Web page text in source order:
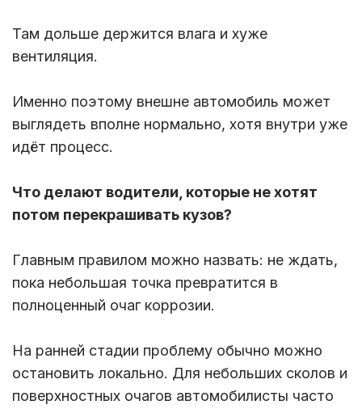
Там дольше держится влага и хуже
вентиляция.
Именно поэтому внешне автомобиль может
выглядеть вполне нормально, хотя внутри уже
идёт процесс.
Что делают водители, которые не хотят
потом перекрашивать кузов?
Главным правилом можно назвать: не ждать,
пока небольшая точка превратится в
полноценный очаг коррозии.
На ранней стадии проблему обычно можно
остановить локально. Для небольших сколов и
поверхностных очагов автомобилисты часто